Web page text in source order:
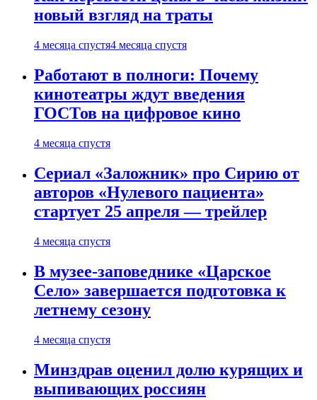
новый взгляд на траты
4 месяца спустя4 месяца спустя
Работают в полноги: Почему
кинотеатры ждут введения
ГОСТов на цифровое кино
4 месяца спустя
Сериал «Заложник» про Сирию от
авторов «Нулевого пациента»
стартует 25 апреля — трейлер
4 месяца спустя
В музее-заповеднике «Царское
Село» завершается подготовка к
летнему сезону
4 месяца спустя
Минздрав оценил долю курящих и
выпивающих россиян